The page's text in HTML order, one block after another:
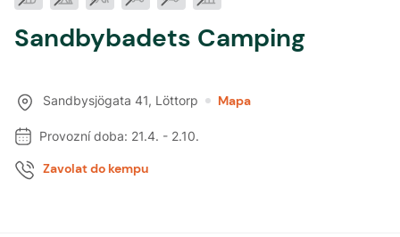
Sandbybadets Camping
Sandbysjögata 41, Löttorp Mapa
Provozní doba: 21.4. - 2.10.
Zavolat do kempu